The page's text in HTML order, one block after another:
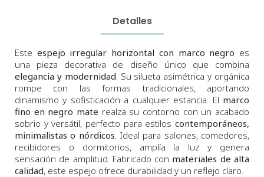
Detalles
Este espejo irregular horizontal con marco negro es
una pieza decorativa de diseño único que combina
elegancia y modernidad . Su silueta asimétrica y orgánica
rompe con las formas tradicionales, aportando
dinamismo y sofisticación a cualquier estancia. El marco
fino en negro mate realza su contorno con un acabado
sobrio y versátil, perfecto para estilos contemporáneos,
minimalistas o nórdicos . Ideal para salones, comedores,
recibidores o dormitorios, amplía la luz y genera
sensación de amplitud. Fabricado con materiales de alta
calidad, este espejo ofrece durabilidad y un reflejo claro.